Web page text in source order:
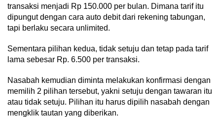
transaksi menjadi Rp 150.000 per bulan. Dimana tarif itu
dipungut dengan cara auto debit dari rekening tabungan,
tapi berlaku secara unlimited.
Sementara pilihan kedua, tidak setuju dan tetap pada tarif
lama sebesar Rp. 6.500 per transaksi.
Nasabah kemudian diminta melakukan konfirmasi dengan
memilih 2 pilihan tersebut, yakni setuju dengan tawaran itu
atau tidak setuju. Pilihan itu harus dipilih nasabah dengan
mengklik tautan yang diberikan.